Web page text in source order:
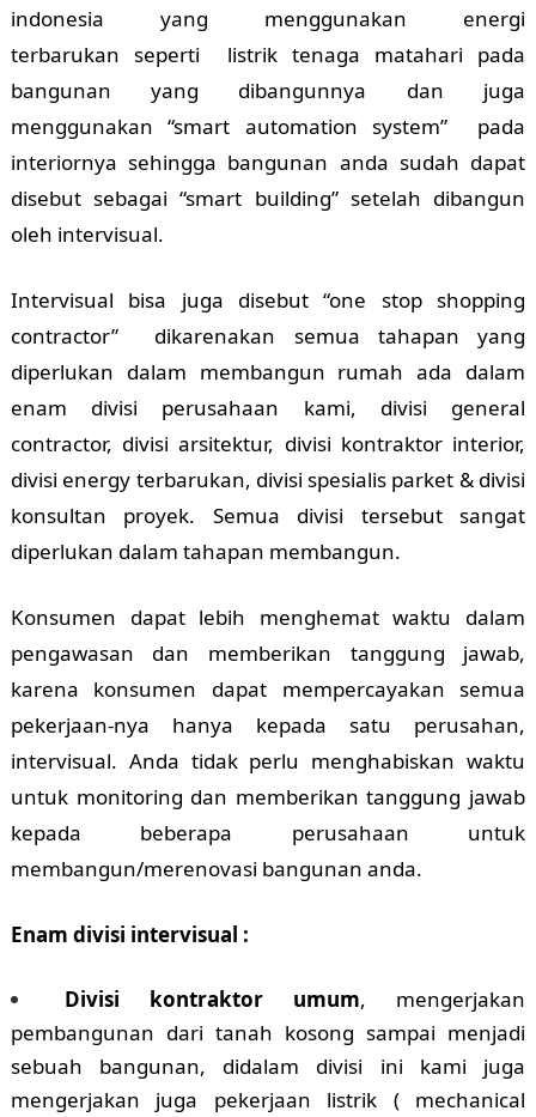
indonesia yang menggunakan energi
terbarukan seperti listrik tenaga matahari pada
bangunan yang dibangunnya dan juga
menggunakan “smart automation system” pada
interiornya sehingga bangunan anda sudah dapat
disebut sebagai “smart building” setelah dibangun
oleh intervisual.
Intervisual bisa juga disebut “one stop shopping
contractor” dikarenakan semua tahapan yang
diperlukan dalam membangun rumah ada dalam
enam divisi perusahaan kami, divisi general
contractor, divisi arsitektur, divisi kontraktor interior,
divisi energy terbarukan, divisi spesialis parket & divisi
konsultan proyek. Semua divisi tersebut sangat
diperlukan dalam tahapan membangun.
Konsumen dapat lebih menghemat waktu dalam
pengawasan dan memberikan tanggung jawab,
karena konsumen dapat mempercayakan semua
pekerjaan-nya hanya kepada satu perusahan,
intervisual. Anda tidak perlu menghabiskan waktu
untuk monitoring dan memberikan tanggung jawab
kepada beberapa perusahaan untuk
membangun/merenovasi bangunan anda.
Enam divisi intervisual :
Divisi kontraktor umum, mengerjakan
pembangunan dari tanah kosong sampai menjadi
sebuah bangunan, didalam divisi ini kami juga
mengerjakan juga pekerjaan listrik ( mechanical